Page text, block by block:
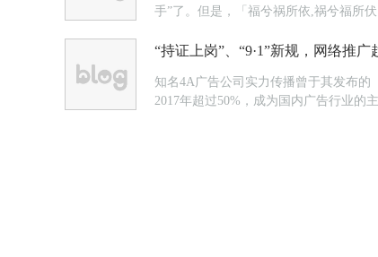
手”了。但是，「福兮祸所依,祸兮福所
“持证上岗”、“9·1”新规，网络推广
知名4A广告公司实力传播曾于其发布的
2017年超过50%，成为国内广告行业的